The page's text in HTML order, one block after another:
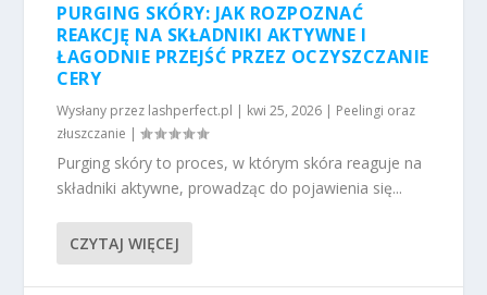
PURGING SKÓRY: JAK ROZPOZNAĆ
REAKCJĘ NA SKŁADNIKI AKTYWNE I
ŁAGODNIE PRZEJŚĆ PRZEZ OCZYSZCZANIE
CERY
Wysłany przez lashperfect.pl | kwi 25, 2026 | Peelingi oraz
złuszczanie |
Purging skóry to proces, w którym skóra reaguje na
składniki aktywne, prowadząc do pojawienia się...
CZYTAJ WIĘCEJ